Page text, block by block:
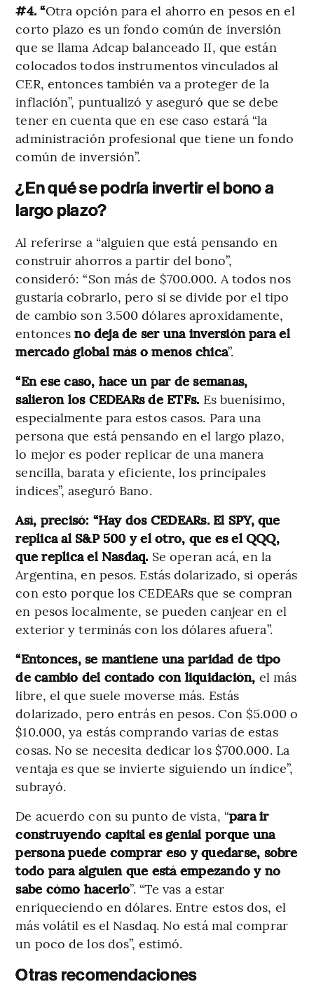
#4. “Otra opción para el ahorro en pesos en el
corto plazo es un fondo común de inversión
que se llama Adcap balanceado II, que están
colocados todos instrumentos vinculados al
CER, entonces también va a proteger de la
inflación”, puntualizó y aseguró que se debe
tener en cuenta que en ese caso estará “la
administración profesional que tiene un fondo
común de inversión”.
¿En qué se podría invertir el bono a
largo plazo?
Al referirse a “alguien que está pensando en
construir ahorros a partir del bono”,
consideró: “Son más de $700.000. A todos nos
gustaría cobrarlo, pero si se divide por el tipo
de cambio son 3.500 dólares aproxidamente,
entoncesno deja de ser una inversión para el
mercado global más o menos chica”.
“En ese caso, hace un par de semanas,
salieron los CEDEARs de ETFs. Es buenísimo,
especialmente para estos casos. Para una
persona que está pensando en el largo plazo,
lo mejor es poder replicar de una manera
sencilla, barata y eficiente, los principales
índices”, aseguró Bano.
Así, precisó: “Hay dos CEDEARs. El SPY, que
replica al S&P 500 y el otro, que es el QQQ,
que replica el Nasdaq. Se operan acá, en la
Argentina, en pesos. Estás dolarizado, si operás
con esto porque los CEDEARs que se compran
en pesos localmente, se pueden canjear en el
exterior y terminás con los dólares afuera”.
“Entonces, se mantiene una paridad de tipo
de cambio del contado con liquidación, el más
libre, el que suele moverse más. Estás
dolarizado, pero entrás en pesos. Con $5.000 o
$10.000, ya estás comprando varias de estas
cosas. No se necesita dedicar los $700.000. La
ventaja es que se invierte siguiendo un índice”,
subrayó.
De acuerdo con su punto de vista, “para ir
construyendo capital es genial porque una
persona puede comprar eso y quedarse, sobre
todo para alguien que está empezando y no
sabe cómo hacerlo”. “Te vas a estar
enriqueciendo en dólares. Entre estos dos, el
más volátil es el Nasdaq. No está mal comprar
un poco de los dos”, estimó.
Otras recomendaciones